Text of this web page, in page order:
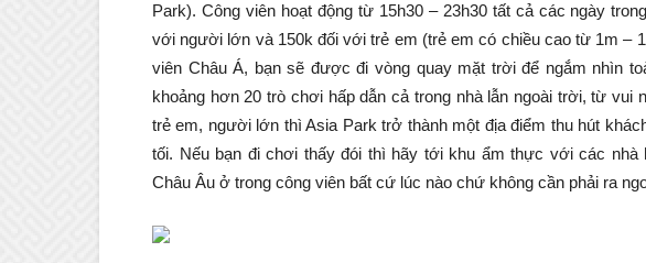
Park). Công viên hoạt động từ 15h30 – 23h30 tất cả các ngày
với người lớn và 150k đối với trẻ em (trẻ em có chiều cao từ 1m –
viên Châu Á, bạn sẽ được đi vòng quay mặt trời để ngắm nhìn
khoảng hơn 20 trò chơi hấp dẫn cả trong nhà lẫn ngoài trời, từ vui
trẻ em, người lớn thì Asia Park trở thành một địa điểm thu hút
tối. Nếu bạn đi chơi thấy đói thì hãy tới khu ẩm thực với các nhà
Châu Âu ở trong công viên bất cứ lúc nào chứ không cần phải ra